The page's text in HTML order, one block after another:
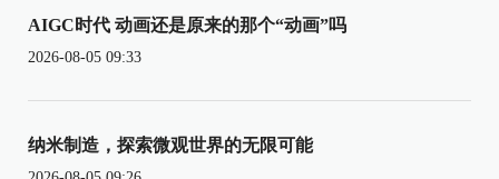
AIGC时代 动画还是原来的那个“动画”吗
2026-08-05 09:33
纳米制造，探索微观世界的无限可能